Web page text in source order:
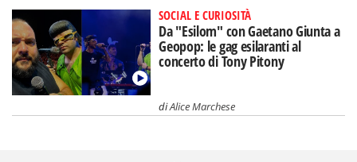
SOCIAL E CURIOSITÀ
Da "Esilom" con Gaetano Giunta a
Geopop: le gag esilaranti al
concerto di Tony Pitony
diAlice Marchese